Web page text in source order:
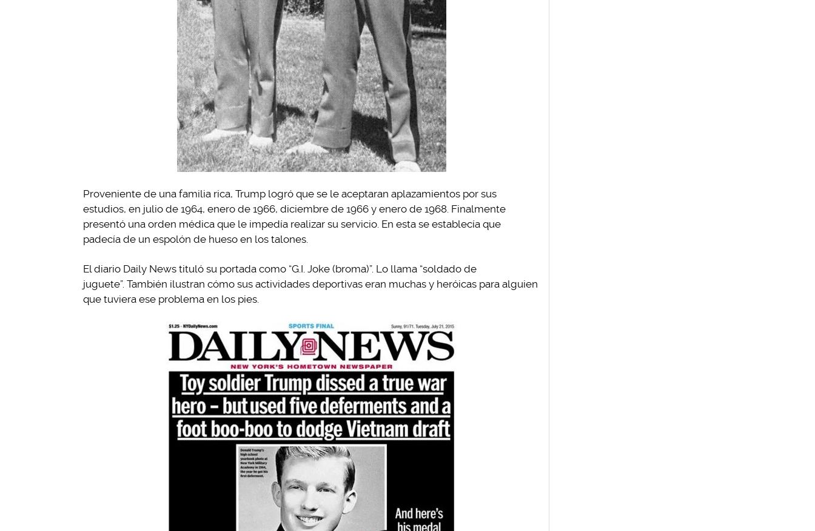
Proveniente de una familia rica, Trump logró que se le aceptaran aplazamientos por sus
estudios, en julio de 1964, enero de 1966, diciembre de 1966 y enero de 1968. Finalmente
presentó una orden médica que le impedía realizar su servicio. En esta se establecía que
padecía de un espolón de hueso en los talones.
El diario Daily News tituló su portada como “G.I. Joke (broma)”. Lo llama “soldado de
juguete”. También ilustran cómo sus actividades deportivas eran muchas y heróicas para alguien
que tuviera ese problema en los pies.